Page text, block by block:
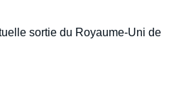
sortie du Royaume-Uni de